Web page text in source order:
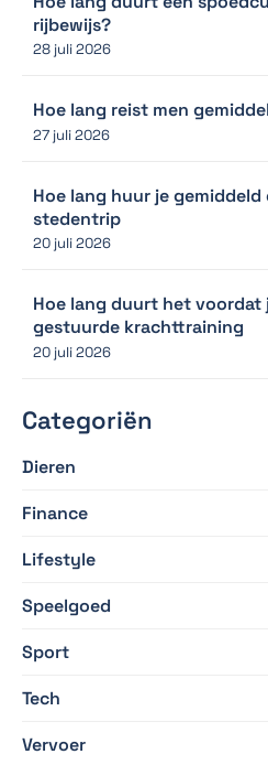
rijbewijs?
28 juli 2026
Hoe lang reist men
27 juli 2026
Hoe lang huur je
stedentrip
20 juli 2026
Hoe lang duurt het
gestuurde krachttraining
20 juli 2026
Categoriën
Dieren
Finance
Lifestyle
Speelgoed
Sport
Tech
Vervoer